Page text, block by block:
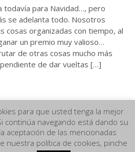
todavía para Navidad…, pero
se adelanta todo. Nosotros
cosas organizadas con tiempo, al
un premio muy valioso…
de otras cosas mucho más
de dar vueltas […]
Condiciones de compra |Política de
Más información sobre las Cookies
para que usted tenga la mejor
continúa navegando está dando su
aceptación de las mencionadas
nuestra política de cookies, pinche